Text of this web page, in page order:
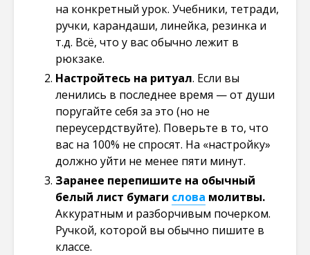
на конкретный урок. Учебники, тетради,
ручки, карандаши, линейка, резинка и
т.д. Всё, что у вас обычно лежит в
рюкзаке.
Настройтесь на ритуал. Если вы
ленились в последнее время — от души
поругайте себя за это (но не
переусердствуйте). Поверьте в то, что
вас на 100% не спросят. На «настройку»
должно уйти не менее пяти минут.
Заранее перепишите на обычный
белый лист бумаги слова молитвы.
Аккуратным и разборчивым почерком.
Ручкой, которой вы обычно пишите в
классе.